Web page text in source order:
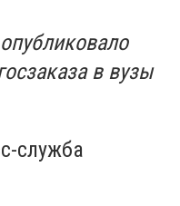
в вузы
служба